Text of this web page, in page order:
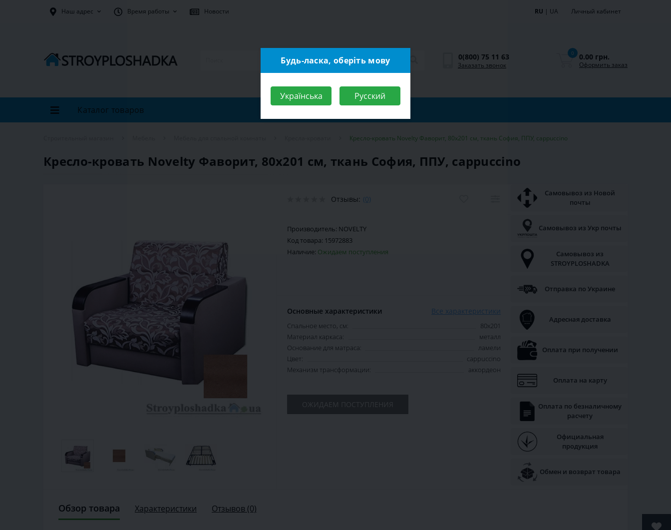
Наш адрес Время работы Новости RU | UA Личный кабинет
0(800) 75 11 63
Заказать звонок
0 0.00 грн.
Оформить заказ
Каталог товаров
Кресло-кровать Novelty Фаворит, 80х201 см, ткань София, ППУ, cappuccino
Кресло-кровать Novelty Фаворит, 80х201 см, ткань София, ППУ, cappuccino
Отзывы: (0)
Производитель: NOVELTY
Код товара: 15972883
Наличие: Ожидаем поступления
Основные характеристики Все характеристики
Спальное место, см:
80х201
Материал каркаса:
металл
Основание для матраса:
ламели
Цвет:
cappuccino
Механизм трансформации:
аккордеон
ОЖИДАЕМ ПОСТУПЛЕНИЯ
Самовывоз из Новой
почты
Самовывоз из Укр почты
Самовывоз из
STROYPLOSHADKA
Отправка по Украине
Адресная доставка
Оплата при получении
Оплата на карту
Оплата по безналичному
расчету
Официальная
продукция
Обмен и возврат товара
Обзор товара Характеристики Отзывов (0)
Будь-ласка, оберіть мову
Українська Русский